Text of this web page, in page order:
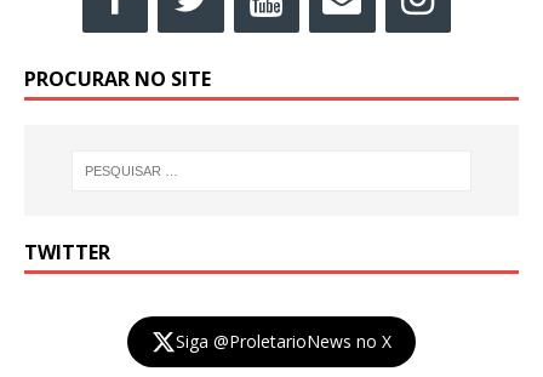
PROCURAR NO SITE
TWITTER
Siga @ProletarioNews no X